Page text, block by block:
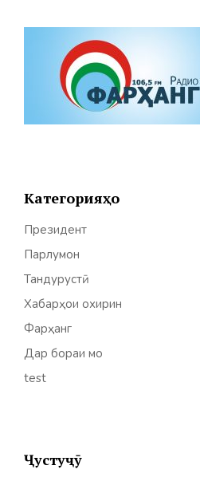
Категорияҳо
Президент
Парлумон
Тандурустӣ
Хабарҳои охирин
Фарҳанг
Дар бораи мо
test
Ҷустуҷӯ